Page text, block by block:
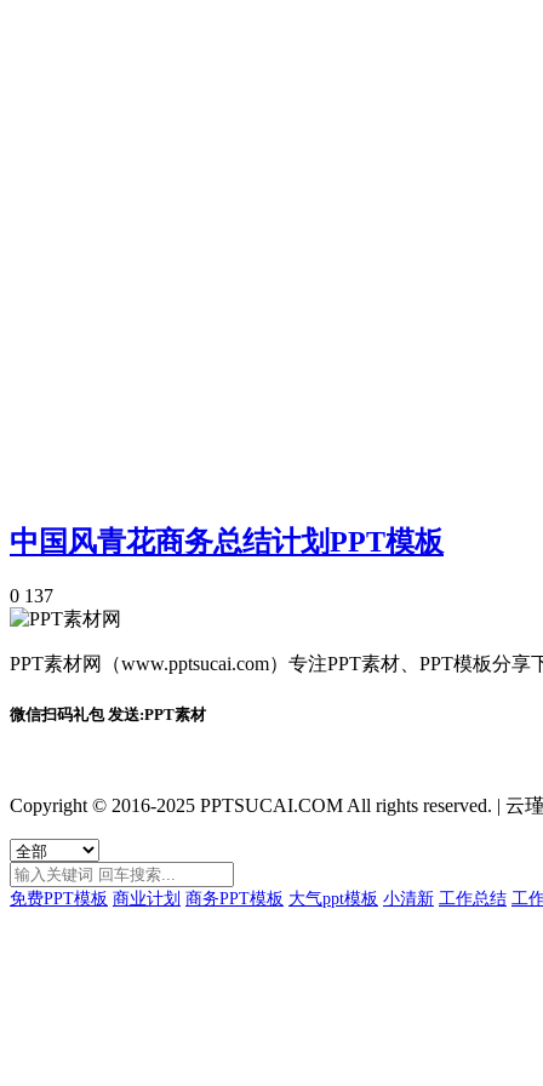
中国风青花商务总结计划PPT模板
0 137
PPT素材网（www.pptsucai.com）专注PPT素材、PPT模板分
微信扫码礼包 发送:PPT素材
Copyright © 2016-2025 PPTSUCAI.COM All rights reserved. | 云
免费PPT模板 商业计划 商务PPT模板 大气ppt模板 小清新 工作总结 工